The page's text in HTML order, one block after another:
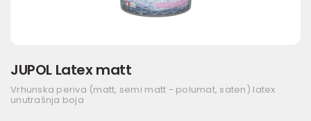
JUPOL Latex matt
Vrhunska periva (matt, semi matt - polumat, saten) latex
unutrašnja boja